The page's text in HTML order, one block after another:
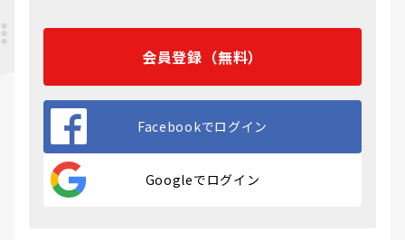
会員登録（無料）
Facebookでログイン
Googleでログイン